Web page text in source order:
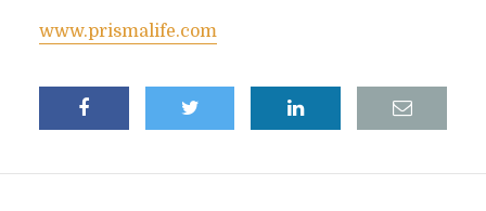
www.prismalife.com